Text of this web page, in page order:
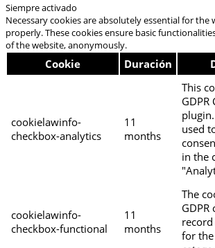
Siempre activado
Necessary cookies are absolutely essential for
properly. These cookies ensure basic
of the website, anonymously.
Cookie Duración
cookielawinfo-
checkbox-analytics
11
months
This
GDPR
used
in the
cookielawinfo-
checkbox-functional
11
months
The
for